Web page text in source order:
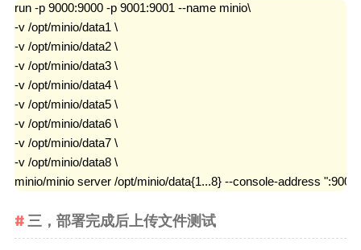
run -p 9000:9000 -p 9001:9001 --name minio\
-v /opt/minio/data1 \
-v /opt/minio/data2 \
-v /opt/minio/data3 \
-v /opt/minio/data4 \
-v /opt/minio/data5 \
-v /opt/minio/data6 \
-v /opt/minio/data7 \
-v /opt/minio/data8 \
minio/minio server /opt/minio/data{1...8} --console-address ":9001"
三，部署完成后上传文件测试